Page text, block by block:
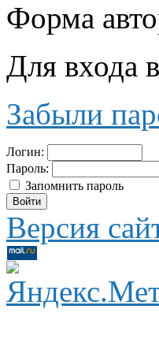
Форма
Для входа
Забыли
Логин:
Пароль:
Запомнить пароль
Версия